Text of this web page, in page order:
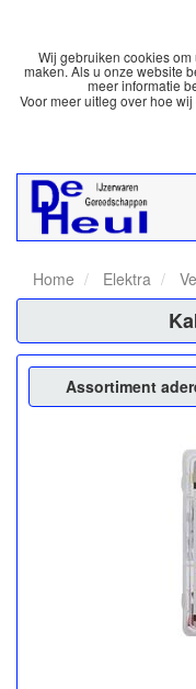
Wij gebruiken cookies
maken. Als u onze website
meer informatie
Voor meer uitleg over hoe
Home Elektra
Assortiment